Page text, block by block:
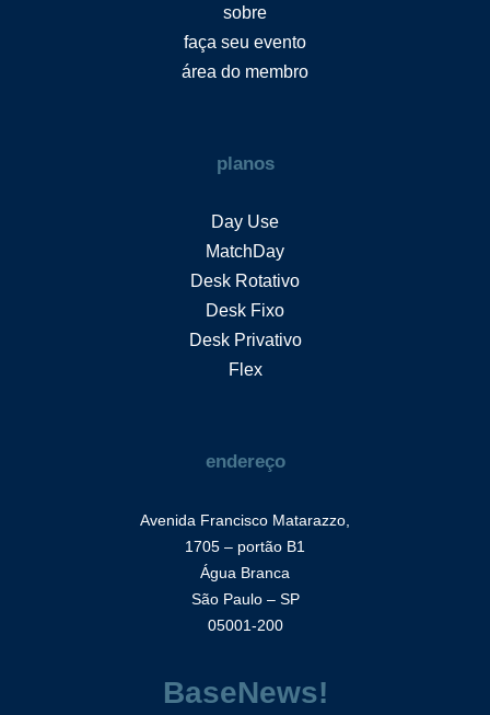
sobre
faça seu evento
área do membro
planos
Day Use
MatchDay
Desk Rotativo
Desk Fixo
Desk Privativo
Flex
endereço
Avenida Francisco Matarazzo,
1705 – portão B1
Água Branca
São Paulo – SP
05001-200
BaseNews!